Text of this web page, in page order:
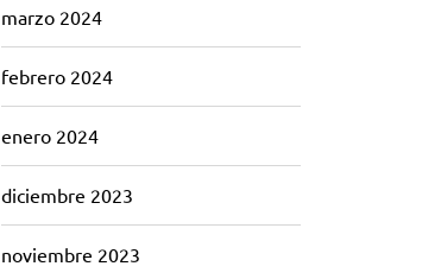
marzo 2024
febrero 2024
enero 2024
diciembre 2023
noviembre 2023